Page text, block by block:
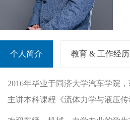
个人简介 教育 & 工作经历
2016年毕业于同济大学汽车学院
主讲本科课程《流体力学与液压